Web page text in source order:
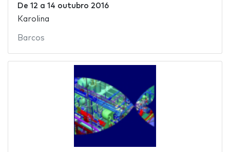
De 12 a 14 outubro 2016
Karolina
Barcos